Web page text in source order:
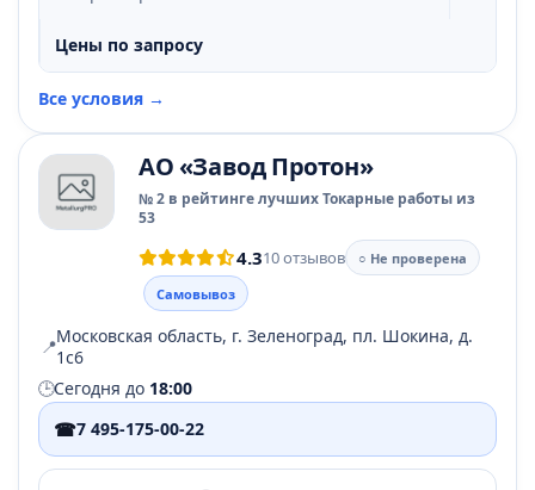
Цены по запросу
Все условия →
АО «Завод Протон»
№ 2 в рейтинге лучших Токарные работы из
53
4.310 отзывов
○ Не проверена
Самовывоз
📍Московская область, г. Зеленоград, пл. Шокина, д.
1с6
🕒Сегодня до 18:00
☎7 495-175-00-22